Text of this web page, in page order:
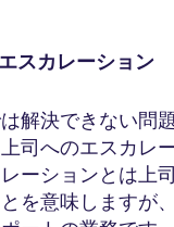
スカレーション
解決できない問
司へのエスカレ
ーションとは上
を意味しますが